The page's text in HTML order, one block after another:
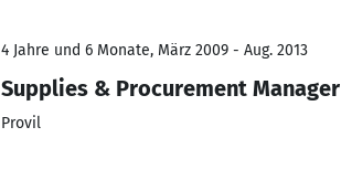
4 Jahre und 6 Monate, März 2009 - Aug. 2013
Supplies & Procurement Manager
Provil